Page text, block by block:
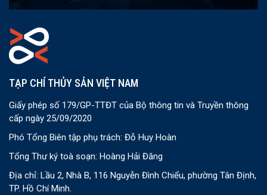
TẠP CHÍ THỦY SẢN VIỆT NAM
Giấy phép số 179/GP-TTĐT của Bộ thông tin và Truyền thông
cấp ngày 25/09/2020
Phó Tổng Biên tập phụ trách: Đỗ Huy Hoàn
Tổng Thư ký toà soạn: Hoàng Hải Đăng
Địa chỉ: Lầu 2, Nhà B, 116 Nguyễn Đình Chiểu, phường Tân Định,
TP. Hồ Chí Minh.